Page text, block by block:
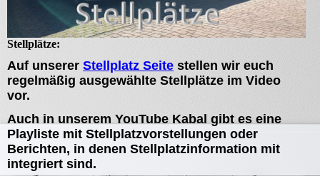
Stellplätze:
Auf unserer Stellplatz Seite stellen wir euch
regelmäßig ausgewählte Stellplätze im Video
vor.
Auch in unserem YouTube Kabal gibt es eine
Playliste mit Stellplatzvorstellungen oder
Berichten, in denen Stellplatzinformation mit
integriert sind.